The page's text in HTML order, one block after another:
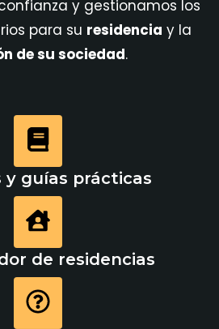
y gestionamos los
para su residencia y la
de su sociedad.
guías prácticas
de residencias